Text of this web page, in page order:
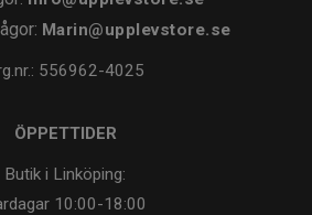
Marin@upplevstore.se
556962-4025
ÖPPETTIDER
Butik i Linköping:
10:00-18:00